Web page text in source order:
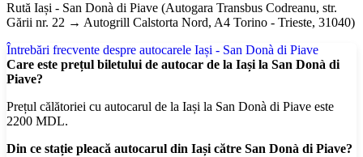
Rută Iași - San Donà di Piave (Autogara Transbus Codreanu, str.
Gării nr. 22 → Autogrill Calstorta Nord, A4 Torino - Trieste, 31040)
Întrebări frecvente despre autocarele Iași - San Donà di Piave
Care este prețul biletului de autocar de la Iași la San Donà di
Piave?
Prețul călătoriei cu autocarul de la Iași la San Donà di Piave este
2200 MDL.
Din ce stație pleacă autocarul din Iași către San Donà di Piave?